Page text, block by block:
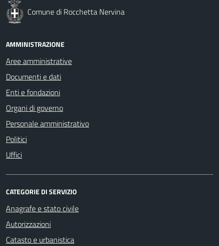
Comune di Rocchetta Nervina
AMMINISTRAZIONE
Aree amministrative
Documenti e dati
Enti e fondazioni
Organi di governo
Personale amministrativo
Politici
Uffici
CATEGORIE DI SERVIZIO
Anagrafe e stato civile
Autorizzazioni
Catasto e urbanistica